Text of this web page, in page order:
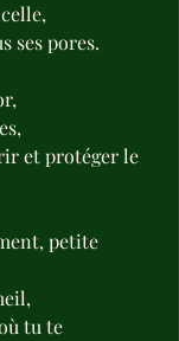
ses pores.
et protéger le
petite
tu te